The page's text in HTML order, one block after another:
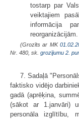
tostarp par
veiktajiem
informācija
reorganizācijām.
(Grozīts ar MK
Nr. 480, sk. grozījumu 2.
7. Sadaļā
faktisko vidējo
gadā (aprēķina,
(sākot ar 1.janvāri)
personāla izglītību,